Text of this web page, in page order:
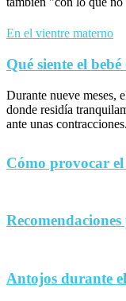
En el vientre materno
Qué siente el
Durante nueve meses,
donde residía
ante unas
Cómo provocar
Antojos durante